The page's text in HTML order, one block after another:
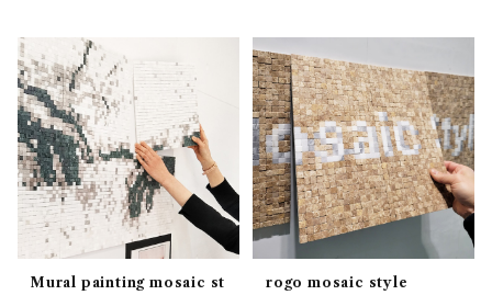
Mural painting mosaic st
rogo mosaic style